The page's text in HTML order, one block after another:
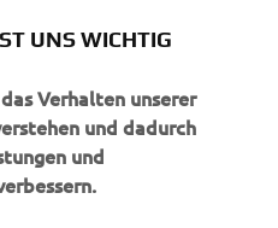
direkt für den jeweiligen
motorradtesttage
ist ausnahmslos nur nach
UNS WICHTIG
Verhalten unserer
und dadurch
und